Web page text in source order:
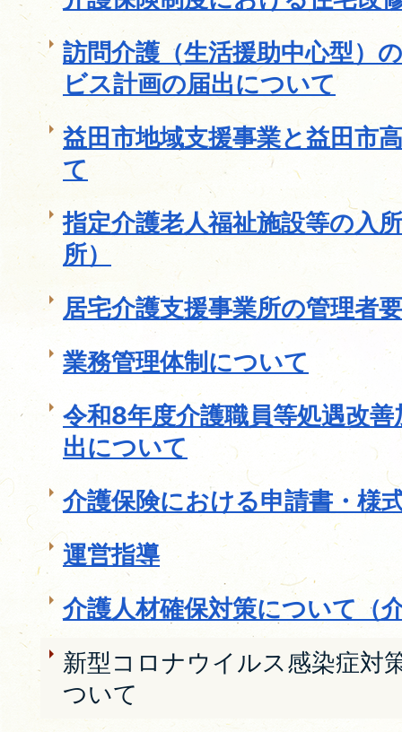
訪問介護（生活援助中心型）
ビス計画の届出について
益田市地域支援事業と益田市
て
指定介護老人福祉施設等の入
所）
居宅介護支援事業所の管理者
業務管理体制について
令和8年度介護職員等処遇改
出について
介護保険における申請書・様
運営指導
介護人材確保対策について（
新型コロナウイルス感染症対
ついて